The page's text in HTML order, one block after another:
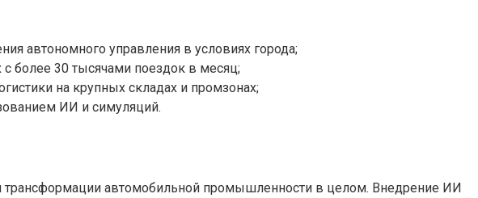
автономного управления в условиях города;
более 30 тысячами поездок в месяц;
на крупных складах и промзонах;
ИИ и симуляций.
трансформации автомобильной промышленности в целом. Внедрение ИИ